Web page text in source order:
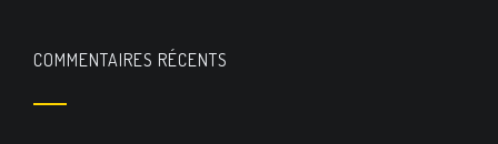
COMMENTAIRES RÉCENTS